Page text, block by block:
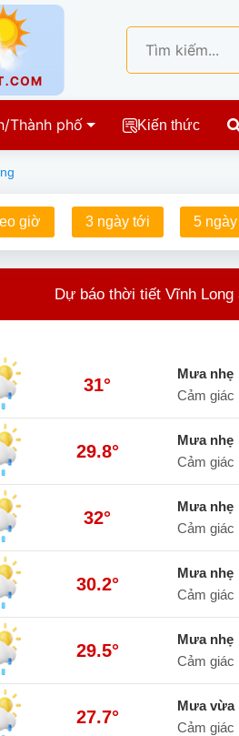
Thành phố Kiến thức
giờ 3 ngày tới 5
Dự báo thời tiết Vĩnh Long
31°
mưa nhẹ
Cảm giác
29.8°
mưa nhẹ
Cảm giác
32°
mưa nhẹ
Cảm giác
30.2°
mưa nhẹ
Cảm giác
29.5°
mưa nhẹ
Cảm giác
27.7°
mưa vừa
Cảm giác